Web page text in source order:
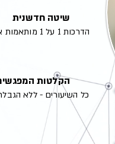
שיטה חדשנית
הדרכות 1 על 1 מותאמות אישית
הקלטות
כל השיעורים - ללא